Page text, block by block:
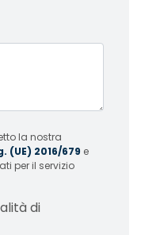
la nostra
(UE) 2016/679 e
per il servizio
di